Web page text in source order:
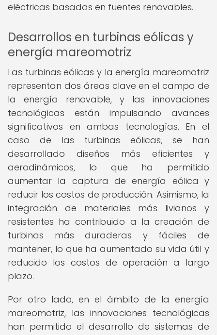
eléctricas basadas en fuentes renovables.
Desarrollos en turbinas eólicas y
energía mareomotriz
Las turbinas eólicas y la energía mareomotriz
representan dos áreas clave en el campo de
la energía renovable, y las innovaciones
tecnológicas están impulsando avances
significativos en ambas tecnologías. En el
caso de las turbinas eólicas, se han
desarrollado diseños más eficientes y
aerodinámicos, lo que ha permitido
aumentar la captura de energía eólica y
reducir los costos de producción. Asimismo, la
integración de materiales más livianos y
resistentes ha contribuido a la creación de
turbinas más duraderas y fáciles de
mantener, lo que ha aumentado su vida útil y
reducido los costos de operación a largo
plazo.
Por otro lado, en el ámbito de la energía
mareomotriz, las innovaciones tecnológicas
han permitido el desarrollo de sistemas de